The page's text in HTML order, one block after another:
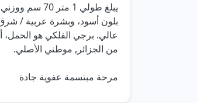
بلون أسود، وبشرة عربية /
عالي. برجي الفلكي هو الحمل،
من الجزائر, موطني الأصلي.
مرحة مبتسمة عفوية جادة